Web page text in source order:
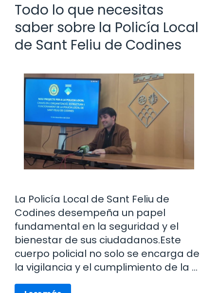
Todo lo que necesitas
saber sobre la Policía Local
de Sant Feliu de Codines
La Policía Local de Sant Feliu de
Codines desempeña un papel
fundamental en la seguridad y el
bienestar de sus ciudadanos.Este
cuerpo policial no solo se encarga de
la vigilancia y el cumplimiento de la …